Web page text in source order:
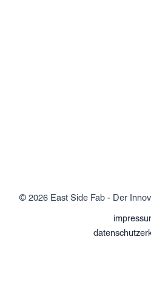
© 2026 East Side Fab - Der